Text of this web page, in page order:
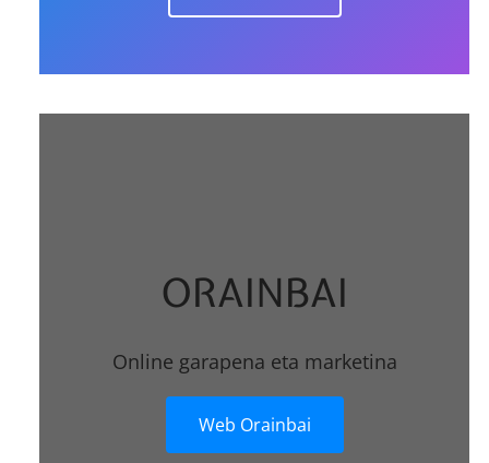
ORAINBAI
Online garapena eta marketina
Web Orainbai